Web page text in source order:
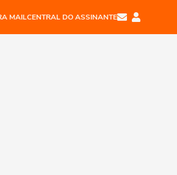
MAILCENTRAL DO ASSINANTE